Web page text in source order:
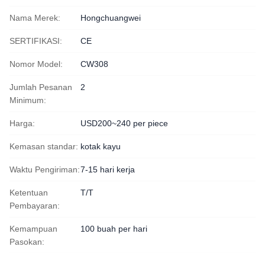
Nama Merek: Hongchuangwei
SERTIFIKASI: CE
Nomor Model: CW308
Jumlah Pesanan
Minimum:
2
Harga: USD200~240 per piece
Kemasan standar: kotak kayu
Waktu Pengiriman:7-15 hari kerja
Ketentuan
Pembayaran:
T/T
Kemampuan
Pasokan:
100 buah per hari